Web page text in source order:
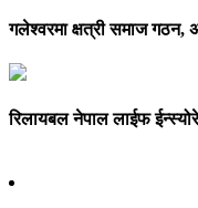
गलेश्वरमा क्षत्री समाज गठन,
रिलायबल नेपाल लाईफ